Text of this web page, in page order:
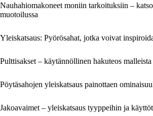
Nauhahiomakoneet moniin tarkoituksiin –
muotoilussa
Yleiskatsaus: Pyörösahat, jotka voivat
Pulttisakset – käytännöllinen hakuteos malleista
Pöytäsahojen yleiskatsaus painottaen
Jakoavaimet – yleiskatsaus tyyppeihin ja